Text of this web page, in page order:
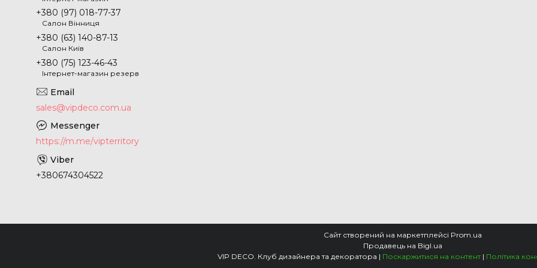
+380 (97) 018-77-37
Салон Вінниця
+380 (63) 140-87-13
Салон Київ
+380 (75) 123-46-43
Інтернет-магазин резерв
sales@vipdeco.com.ua
https://m.me/vipterritory
+380674304522
Сайт створений на маркетплейсі Prom.ua
Продавець на Bigl.ua
VIP DECO. Клуб дизайнера та декоратора | Поскаржитися на контент | Політика